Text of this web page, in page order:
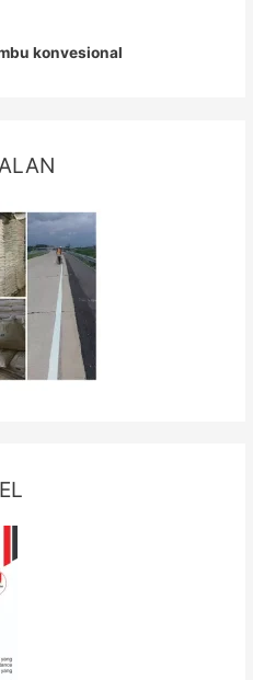
konvesional